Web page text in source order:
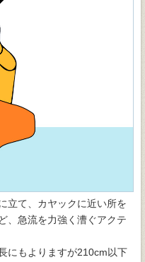
立て、カヤックに近い所を
、急流を力強く漕ぐアクテ
にもよりますが210cm以下